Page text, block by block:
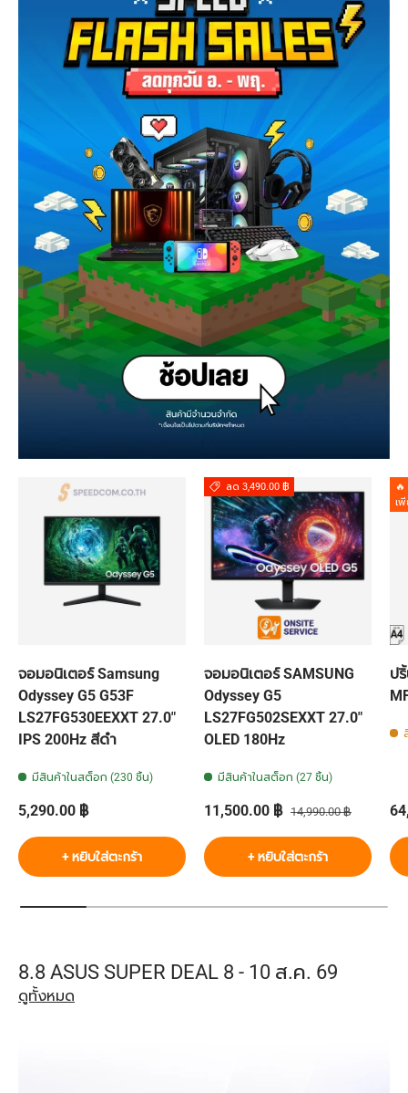
จอมอนิเตอร์ Samsung
Odyssey G5 G53F
LS27FG530EEXXT 27.0"
IPS 200Hz สีดำ
มีสินค้าในสต็อก (230 ชิ้น)
ราคาปกติ
5,290.00 ฿
+ หยิบใส่ตะกร้า
ลด 3,490.00 ฿
จอมอนิเตอร์ SAMSUNG
Odyssey G5
LS27FG502SEXXT 27.0"
OLED 180Hz
มีสินค้าในสต็อก (27 ชิ้น)
ราคาส่วนลด
11,500.00 ฿ ราคาปกติ
14,990.00 ฿
+ หยิบใส่ตะกร้า
เ
ป
ร
8.8 ASUS SUPER DEAL 8 - 10 ส.ค. 69
ดูทั้งหมด